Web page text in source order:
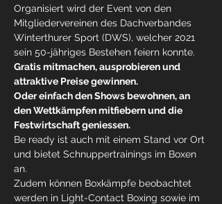
Organisiert wird der Event von den
Mitgliedervereinen des Dachverbandes
Winterthurer Sport (DWS), welcher 2021
Gratis mitmachen, ausprobieren und
attraktive Preise gewinnen.
Oder einfach den Shows bewohnen, an
den Wettkämpfen mitfiebern und die
Festwirtschaft geniessen.
Be ready ist auch mit einem Stand vor Ort
und bietet Schnuppertrainings im Boxen
an.
Zudem können Boxkämpfe beobachtet
werden in Light-Contact Boxing sowie im